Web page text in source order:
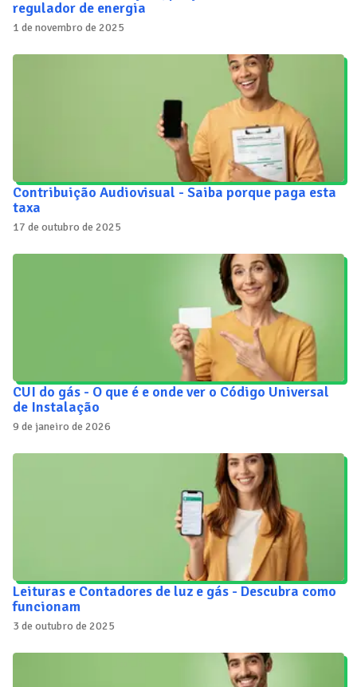
regulador de energia
1 de novembro de 2025
Contribuição Audiovisual - Saiba porque paga esta
taxa
17 de outubro de 2025
CUI do gás - O que é e onde ver o Código Universal
de Instalação
9 de janeiro de 2026
Leituras e Contadores de luz e gás - Descubra como
funcionam
3 de outubro de 2025